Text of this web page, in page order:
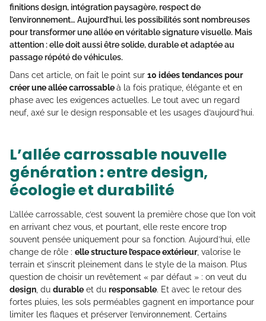
finitions design, intégration paysagère, respect de
l’environnement… Aujourd’hui, les possibilités sont nombreuses
pour transformer une allée en véritable signature visuelle. Mais
attention : elle doit aussi êtresolide, durable et adaptée au
passage répété de véhicules.
Dans cet article, on fait le point sur 10 idées tendances pour
créer une allée carrossableà la fois pratique, élégante et en
phase avec les exigences actuelles. Le tout avec un regard
neuf, axé sur le design responsable et les usages d’aujourd’hui.
L’allée carrossable nouvelle
génération : entre design,
écologie et durabilité
L’allée carrossable, c’est souvent la première chose que l’on voit
en arrivant chez vous, et pourtant, elle reste encore trop
souvent pensée uniquement pour sa fonction. Aujourd’hui, elle
change de rôle : elle structure l’espace extérieur, valorise le
terrain et s’inscrit pleinement dans le style de la maison. Plus
question de choisir un revêtement « par défaut » : on veut du
design , du durable et du responsable. Et avec le retour des
fortes pluies, les sols perméables gagnent en importance pour
limiter les flaques et préserver l’environnement. Certains